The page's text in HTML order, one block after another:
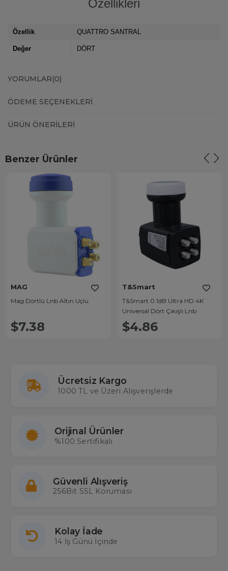
Özellikleri
Özellik QUATTRO SANTRAL
Değer DÖRT
YORUMLAR(0)
ÖDEME SEÇENEKLERI
ÜRÜN ÖNERILERI
Benzer Ürünler
MAG
Mag Dörtlü Lnb Altın Uçlu
$7.38
T&Smart
T&Smart 0.1dB Ultra HD 4K
Universal Dört Çıkışlı Lnb
$4.86
Ücretsiz Kargo
1000 TL ve Üzeri Alışverişlerde
Orijinal Ürünler
%100 Sertifikalı
Güvenli Alışveriş
256Bit SSL Koruması
Kolay İade
14 İş Günü İçinde